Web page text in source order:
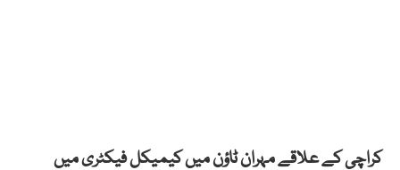
کراچی کے علاقے مہران ٹاؤن میں کیمیکل فیکٹری میں